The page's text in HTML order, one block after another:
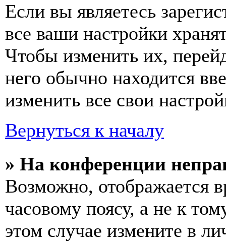
Если вы являетесь
все ваши настройки
Чтобы изменить их,
него обычно находится
изменить все свои
Вернуться к началу
» На конференции
Возможно, отображается
часовому поясу, а не к
этом случае измените в